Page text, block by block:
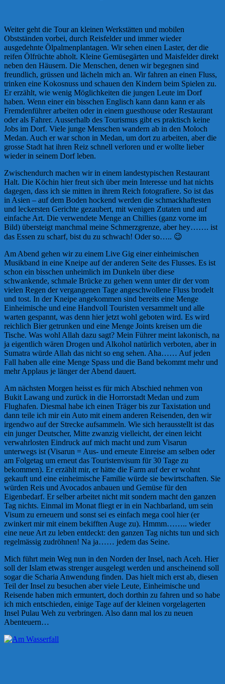
Weiter geht die Tour an kleinen Werkstätten und mobilen
Obstständen vorbei, durch Reisfelder und immer wieder
ausgedehnte Ölpalmenplantagen. Wir sehen einen Laster, der die
reifen Ölfrüchte abholt. Kleine Gemüsegärten und Maisfelder direkt
neben den Häusern. Die Menschen, denen wir begegnen sind
freundlich, grüssen und lächeln mich an. Wir fahren an einen Fluss,
trinken eine Kokosnuss und schauen den Kindern beim Spielen zu.
Er erzählt, wie wenig Möglichkeiten die jungen Leute im Dorf
haben. Wenn einer ein bisschen Englisch kann dann kann er als
Fremdenführer arbeiten oder in einem guesthouse oder Restaurant
oder als Fahrer. Ausserhalb des Tourismus gibt es praktisch keine
Jobs im Dorf. Viele junge Menschen wandern ab in den Moloch
Medan. Auch er war schon in Medan, um dort zu arbeiten, aber die
grosse Stadt hat ihren Reiz schnell verloren und er wollte lieber
wieder in seinem Dorf leben.
Zwischendurch machen wir in einem landestypischen Restaurant
Halt. Die Köchin hier freut sich über mein Interesse und hat nichts
dagegen, dass ich sie mitten in ihrem Reich fotografiere. So ist das
in Asien – auf dem Boden hockend werden die schmackhaftesten
und leckersten Gerichte gezaubert, mit wenigen Zutaten und auf
einfache Art. Die verwendete Menge an Chillies (ganz vorne im
Bild) übersteigt manchmal meine Schmerzgrenze, aber hey……. ist
das Essen zu scharf, bist du zu schwach! Oder so….. 😉
Am Abend gehen wir zu einem Live Gig einer einheimischen
Musikband in eine Kneipe auf der anderen Seite des Flusses. Es ist
schon ein bisschen unheimlich im Dunkeln über diese
schwankende, schmale Brücke zu gehen wenn unter dir der vom
vielen Regen der vergangenen Tage angeschwollene Fluss brodelt
und tost. In der Kneipe angekommen sind bereits eine Menge
Einheimische und eine Handvoll Touristen versammelt und alle
warten gespannt, was denn hier jetzt wohl geboten wird. Es wird
reichlich Bier getrunken und eine Menge Joints kreisen um die
Tische. Was wohl Allah dazu sagt? Mein Führer meint lakonisch, na
ja eigentlich wären Drogen und Alkohol natürlich verboten, aber in
Sumatra würde Allah das nicht so eng sehen. Aha…… Auf jeden
Fall haben alle eine Menge Spass und die Band bekommt mehr und
mehr Applaus je länger der Abend dauert.
Am nächsten Morgen heisst es für mich Abschied nehmen von
Bukit Lawang und zurück in die Horrorstadt Medan und zum
Flughafen. Diesmal habe ich einen Träger bis zur Taxistation und
dann teile ich mir ein Auto mit einem anderen Reisenden, den wir
irgendwo auf der Strecke aufsammeln. Wie sich herausstellt ist das
ein junger Deutscher, Mitte zwanzig vielleicht, der einen leicht
verwahrlosten Eindruck auf mich macht und zum Visarun
unterwegs ist (Visarun = Aus- und erneute Einreise am selben oder
am Folgetag um erneut das Touristenvisum für 30 Tage zu
bekommen). Er erzählt mir, er hätte die Farm auf der er wohnt
gekauft und eine einheimische Familie würde sie bewirtschaften. Sie
würden Reis und Avocados anbauen und Gemüse für den
Eigenbedarf. Er selber arbeitet nicht mit sondern macht den ganzen
Tag nichts. Einmal im Monat fliegt er in ein Nachbarland, um sein
Visum zu erneuern und sonst sei es einfach mega cool hier (er
zwinkert mir mit einem bekifften Auge zu). Hmmm…….. wieder
eine neue Art zu leben entdeckt: den ganzen Tag nichts tun und sich
regelmässig zudröhnen! Na ja…… jedem das Seine.
Mich führt mein Weg nun in den Norden der Insel, nach Aceh. Hier
soll der Islam etwas strenger ausgelegt werden und anscheinend soll
sogar die Scharia Anwendung finden. Das hielt mich erst ab, diesen
Teil der Insel zu besuchen aber viele Leute, Einheimische und
Reisende haben mich ermuntert, doch dorthin zu fahren und so habe
ich mich entschieden, einige Tage auf der kleinen vorgelagerten
Insel Pulau Weh zu verbringen. Also dann mal los zu neuen
Abenteuern…